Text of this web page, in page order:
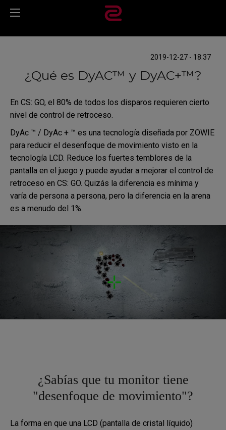
2019-12-27 - 18:37
¿Qué es DyAC™ y DyAC+™?
En CS: GO, el 80% de todos los disparos requieren cierto
nivel de control de retroceso.
DyAc ™ / DyAc + ™ es una tecnología diseñada por ZOWIE
para reducir el desenfoque de movimiento visto en la
tecnología LCD. Reduce los fuertes temblores de la
pantalla en el juego y puede ayudar a mejorar el control de
retroceso en CS: GO. Quizás la diferencia es mínima y
varía de persona a persona, pero la diferencia en la arena
es a menudo del 1%.
¿Sabías que tu monitor tiene
"desenfoque de movimiento"?
La forma en que una LCD (pantalla de cristal líquido)